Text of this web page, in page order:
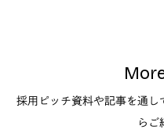
採用ピッチ資料や記事を通
らご